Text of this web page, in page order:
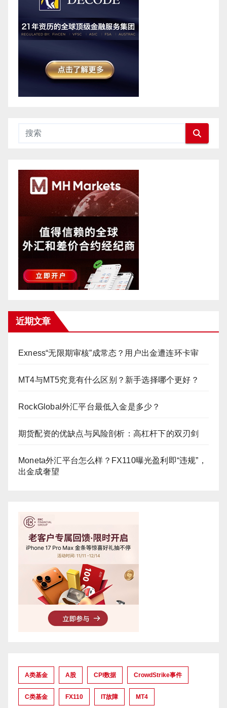
近期文章
Exness“无限期审核”成常态？用户出金遭连环卡审
MT4与MT5究竟有什么区别？新手选择哪个更好？
RockGlobal外汇平台最低入金是多少？
期货配资的优缺点与风险剖析：高杠杆下的双刃剑
Moneta外汇平台怎么样？FX110曝光盈利即“违规”，
出金成奢望
A类基金 A股 CPI数据 CrowdStrike事件
C类基金 FX110 IT故障 MT4